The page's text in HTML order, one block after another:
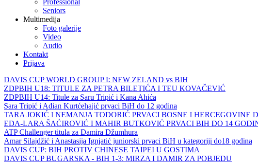
Professional
Seniors
Multimedija
Foto galerije
Video
Audio
Kontakt
Prijava
DAVIS CUP WORLD GROUP I: NEW ZELAND vs BIH
ZDPBIH U18: TITULE ZA PETRA BILETIĆA I TEU KOVAČEVIĆ
ZDPBIH U14: Titule za Saru Tripić i Kana Ahića
Sara Tripić i Adian Kurtćehajić prvaci BiH do 12 godina
TARA JOKIĆ I NEMANJA TODORIĆ PRVACI BOSNE I HERCEGOVINE
EDA-LARA ŠAĆIROVIĆ I MAHIR BUTKOVIĆ PRVACI BIH DO 14
ATP Challenger titula za Damira Džumhura
Amar Silajdžić i Anastasija Ignjatić juniorski prvaci BiH u kategoriji do18 godina
DAVIS CUP: BIH PROTIV CHINESE TAIPEI U GOSTIMA
DAVIS CUP BUGARSKA - BIH 1-3: MIRZA I DAMIR ZA POBJEDU